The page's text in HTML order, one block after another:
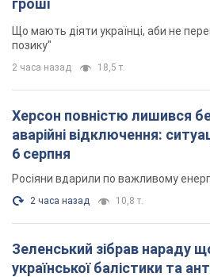
гроші
Що мають діяти українці, аби не
позику"
2 часа назад 18,5 т.
Херсон повністю лишився
аварійні відключення:
6 серпня
Росіяни вдарили по важливому
2 часа назад 10,8 т.
Зеленський зібрав нараду
української балістики та антибалістичної